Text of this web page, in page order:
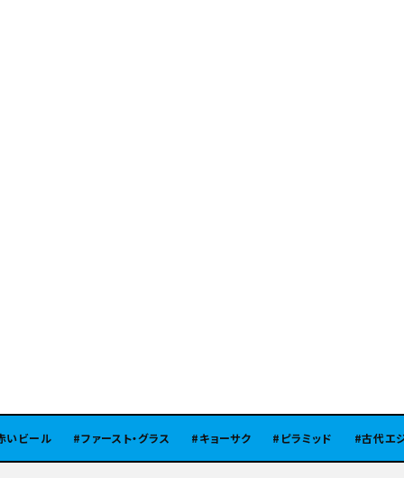
ール ファースト・グラス キョーサク ピラミッド 古代エジプ